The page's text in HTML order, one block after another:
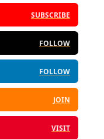
SUBSCRIBE
FOLLOW
FOLLOW
JOIN
VISIT